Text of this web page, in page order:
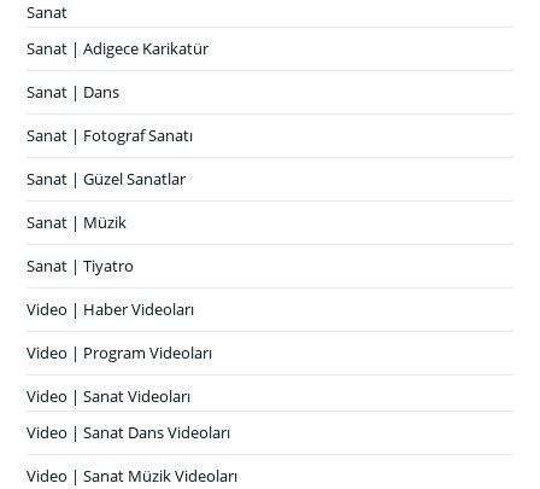
Sanat
Sanat | Adigece Karikatür
Sanat | Dans
Sanat | Fotograf Sanatı
Sanat | Güzel Sanatlar
Sanat | Müzik
Sanat | Tiyatro
Video | Haber Videoları
Video | Program Videoları
Video | Sanat Videoları
Video | Sanat Dans Videoları
Video | Sanat Müzik Videoları